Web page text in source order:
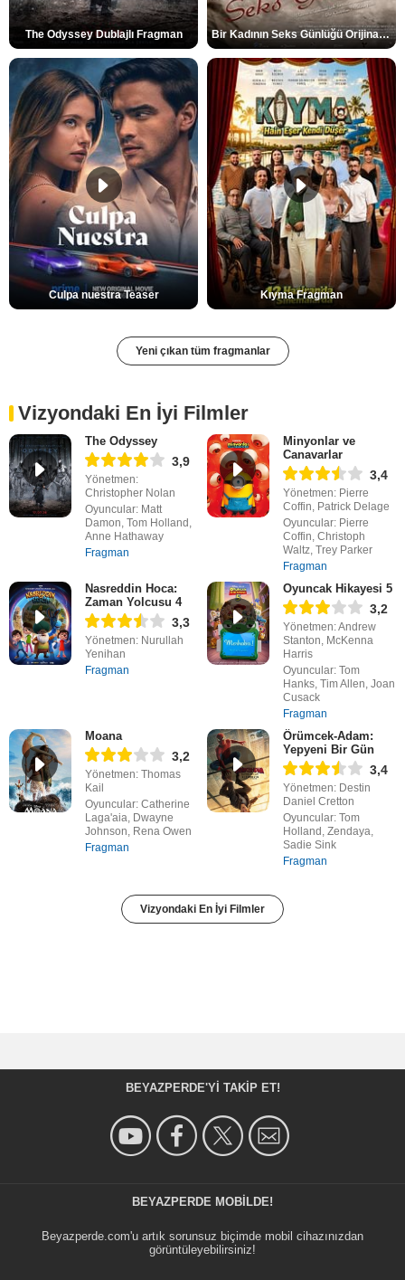
The Odyssey Dublajlı Fragman Bir Kadının Seks Günlüğü Orijinal Fragman
Culpa nuestra Teaser Kıyma Fragman
Yeni çıkan tüm fragmanlar
Vizyondaki En İyi Filmler
The Odyssey
3,9
Yönetmen:
Christopher Nolan
Oyuncular: Matt
Damon, Tom Holland,
Anne Hathaway
Fragman
Minyonlar ve
Canavarlar
3,4
Yönetmen: Pierre
Coffin, Patrick Delage
Oyuncular: Pierre
Coffin, Christoph
Waltz, Trey Parker
Fragman
Nasreddin Hoca:
Zaman Yolcusu 4
3,3
Yönetmen: Nurullah
Yenihan
Fragman
Oyuncak Hikayesi 5
3,2
Yönetmen: Andrew
Stanton, McKenna
Harris
Oyuncular: Tom
Hanks, Tim Allen, Joan
Cusack
Fragman
Moana
3,2
Yönetmen: Thomas
Kail
Oyuncular: Catherine
Laga'aia, Dwayne
Johnson, Rena Owen
Fragman
Örümcek-Adam:
Yepyeni Bir Gün
3,4
Yönetmen: Destin
Daniel Cretton
Oyuncular: Tom
Holland, Zendaya,
Sadie Sink
Fragman
Vizyondaki En İyi Filmler
BEYAZPERDE'YI TAKIP ET!
BEYAZPERDE MOBILDE!
Beyazperde.com'u artık sorunsuz biçimde mobil cihazınızdan
görüntüleyebilirsiniz!